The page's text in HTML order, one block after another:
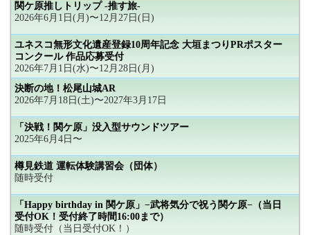
関ケ原推しトリップ -推す旅-
2026年6月1日(月)〜12月27日(日)
ユネスコ無形文化遺産登録10周年記念 大垣まつりPRポスター
コンクール 作品応募受付
2026年7月1日(水)〜12月28日(月)
決断の地！松尾山城AR
2026年7月18日(土)〜2027年3月17日
「決戦！関ケ原」没入型サウンドツアー
2025年6月4日〜
樽見鉄道 運転体験講習会（団体）
随時受付
「Happy birthday in 関ケ原」−武将気分で祝う関ケ原−（当日
受付OK！受付終了時間16:00まで）
随時受付（当日受付OK！）